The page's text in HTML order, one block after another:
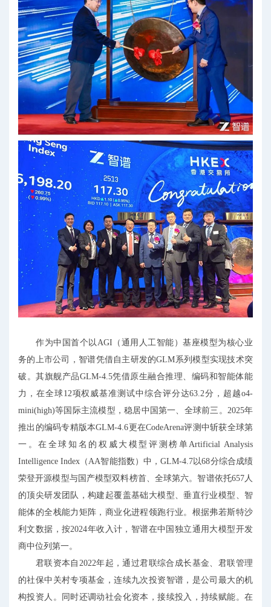
作为中国首个以AGI（通用人工智能）基座模型为核心业
务的上市公司，智谱凭借自主研发的GLM系列模型实现技术突
破。其旗舰产品GLM-4.5凭借原生融合推理、编码和智能体能
力，在全球12项权威基准测试中综合评分达63.2分，超越o4-
mini(high)等国际主流模型，稳居中国第一、全球前三。2025年
推出的编码专精版本GLM-4.6更在CodeArena评测中斩获全球第
一。在全球知名的权威大模型评测榜单Artificial Analysis
Intelligence Index（AA智能指数）中，GLM-4.7以68分综合成绩
荣登开源模型与国产模型双料榜首、全球第六。智谱依托657人
的顶尖研发团队，构建起覆盖基础大模型、垂直行业模型、智
能体的全栈能力矩阵，商业化进程领跑行业。根据弗若斯特沙
利文数据，按2024年收入计，智谱在中国独立通用大模型开发
商中位列第一。
君联资本自2022年起，通过君联综合成长基金、君联管理
的社保中关村专项基金，连续九次投资智谱，是公司最大的机
构投资人。同时还调动社会化资本，接续投入，持续赋能。在